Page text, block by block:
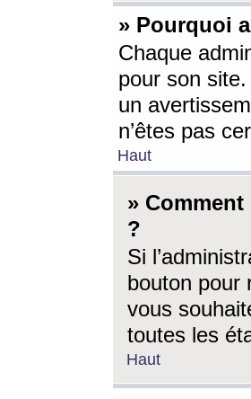
» Pourquoi
Chaque
pour son
un
n’êtes pas
Haut
»
?
Si
bouton pour
vous
toutes les
Haut